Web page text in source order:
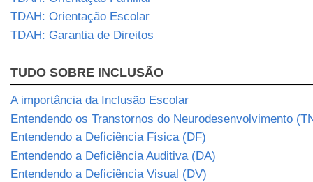
TDAH: Orientação Escolar
TDAH: Garantia de Direitos
TUDO SOBRE INCLUSÃO
A importância da Inclusão Escolar
Entendendo os Transtornos do Neurodesenvolvimento
Entendendo a Deficiência Física (DF)
Entendendo a Deficiência Auditiva (DA)
Entendendo a Deficiência Visual (DV)